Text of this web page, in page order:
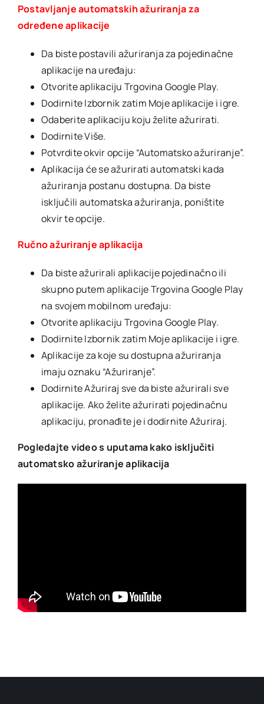
Postavljanje automatskih ažuriranja za
određene aplikacije
Da biste postavili ažuriranja za pojedinačne
aplikacije na uređaju:
Otvorite aplikaciju Trgovina Google Play.
Dodirnite Izbornik zatim Moje aplikacije i igre.
Odaberite aplikaciju koju želite ažurirati.
Dodirnite Više.
Potvrdite okvir opcije “Automatsko ažuriranje”.
Aplikacija će se ažurirati automatski kada
ažuriranja postanu dostupna. Da biste
isključili automatska ažuriranja, poništite
okvir te opcije.
Ručno ažuriranje aplikacija
Da biste ažurirali aplikacije pojedinačno ili
skupno putem aplikacije Trgovina Google Play
na svojem mobilnom uređaju:
Otvorite aplikaciju Trgovina Google Play.
Dodirnite Izbornik zatim Moje aplikacije i igre.
Aplikacije za koje su dostupna ažuriranja
imaju oznaku “Ažuriranje”.
Dodirnite Ažuriraj sve da biste ažurirali sve
aplikacije. Ako želite ažurirati pojedinačnu
aplikaciju, pronađite je i dodirnite Ažuriraj.
Pogledajte video s uputama kako isključiti
automatsko ažuriranje aplikacija